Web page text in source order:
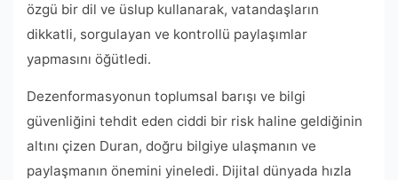
özgü bir dil ve üslup kullanarak, vatandaşların
dikkatli, sorgulayan ve kontrollü paylaşımlar
yapmasını öğütledi.
Dezenformasyonun toplumsal barışı ve bilgi
güvenliğini tehdit eden ciddi bir risk haline geldiğinin
altını çizen Duran, doğru bilgiye ulaşmanın ve
paylaşmanın önemini yineledi. Dijital dünyada hızla